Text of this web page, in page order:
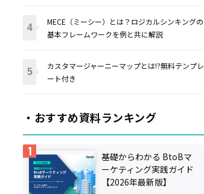
MECE（ミーシー）とは？ロジカルシンキングの
基本フレームワークを例と共に解説
カスタマージャーニーマップとは!?無料テンプレ
ート付き
・おすすめ資料ランキング
基礎からわかる BtoBマ
ーケティング実践ガイド
【2026年最新版】